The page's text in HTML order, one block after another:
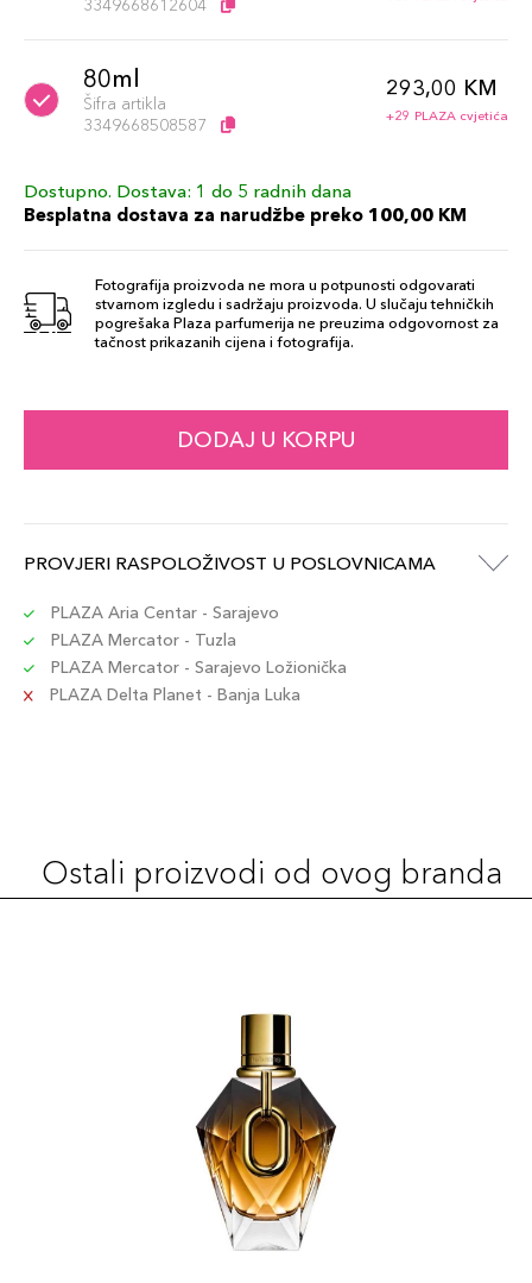
3349668612604
80ml
Šifra artikla
3349668508587
293,00 KM
+29 PLAZA cvjetića
Dostupno. Dostava: 1 do 5 radnih dana
Besplatna dostava za narudžbe preko 100,00 KM
Fotografija proizvoda ne mora u potpunosti odgovarati
stvarnom izgledu i sadržaju proizvoda. U slučaju tehničkih
pogrešaka Plaza parfumerija ne preuzima odgovornost za
tačnost prikazanih cijena i fotografija.
DODAJ U KORPU
PROVJERI RASPOLOŽIVOST U POSLOVNICAMA
PLAZA Aria Centar - Sarajevo
PLAZA Mercator - Tuzla
PLAZA Mercator - Sarajevo Ložionička
PLAZA Delta Planet - Banja Luka
Ostali proizvodi od ovog branda